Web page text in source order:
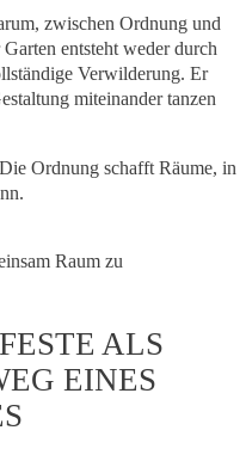
zwischen Ordnung und
entsteht weder durch
Verwilderung. Er
miteinander tanzen
Ordnung schafft Räume, in
Raum zu
ALS
EINES